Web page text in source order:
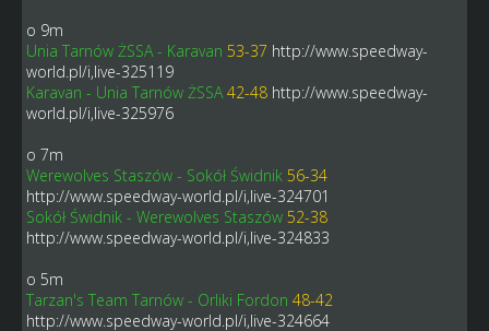
o 9m
Unia Tarnów ŻSSA - Karavan 53-37 http://www.speedway-
world.pl/i,live-325119
Karavan - Unia Tarnów ŻSSA 42-48 http://www.speedway-
world.pl/i,live-325976
o 7m
Werewolves Staszów - Sokół Świdnik 56-34
http://www.speedway-world.pl/i,live-324701
Sokół Świdnik - Werewolves Staszów 52-38
http://www.speedway-world.pl/i,live-324833
o 5m
Tarzan's Team Tarnów - Orliki Fordon 48-42
http://www.speedway-world.pl/i,live-324664